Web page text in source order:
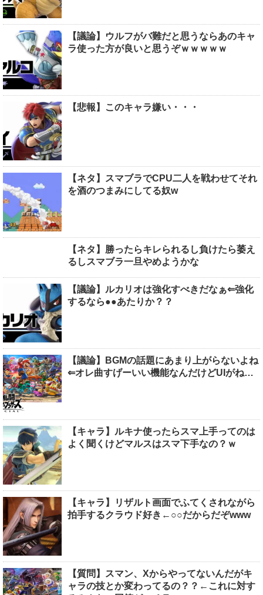
【議論】ウルフがバ難だと思うならあのキャ
ラ使った方が良いと思うぞｗｗｗｗｗ
【悲報】このキャラ嫌い・・・
【ネタ】スマブラでCPU二人を戦わせてそれ
を酒のつまみにしてる奴w
【ネタ】勝ったらキレられるし負けたら萎え
るしスマブラ一旦やめようかな
【議論】ルカリオは強化すべきだなぁ⇐強化
するなら●●あたりか？？
【議論】BGMの話題にあまり上がらないよね
⇐オレ曲すげーいい機能なんだけどUIがね…
【キャラ】ルキナ使ったらスマ上手ってのは
よく聞くけどマルスはスマ下手なの？ｗ
【キャラ】リザルト画面でふてくされながら
拍手するクラウド好き←○○だからだぞwww
【質問】スマン、Xからやってないんだがキ
ャラの技とか変わってるの？？←これに対す